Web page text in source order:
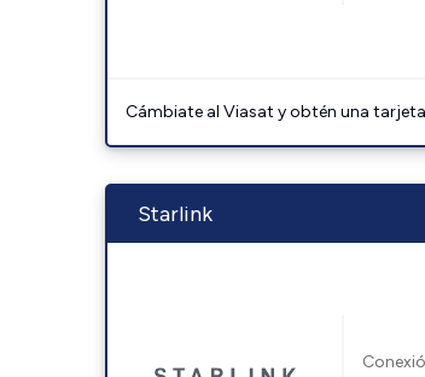
Cámbiate al Viasat y obtén una
Starlink